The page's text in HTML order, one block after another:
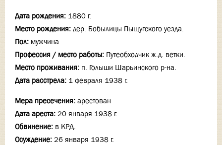
Дата рождения: 1880 г.
Место рождения: дер. Бобылицы Пыщугского уезда.
Пол: мужчина
Профессия / место работы: Путеобходчик ж.д. ветки.
Место проживания: п. Голыши Шарьинского р-на.
Дата расстрела: 1 февраля 1938 г.
Мера пресечения: арестован
Дата ареста: 20 января 1938 г.
Обвинение: в КРД.
Осуждение: 26 января 1938 г.